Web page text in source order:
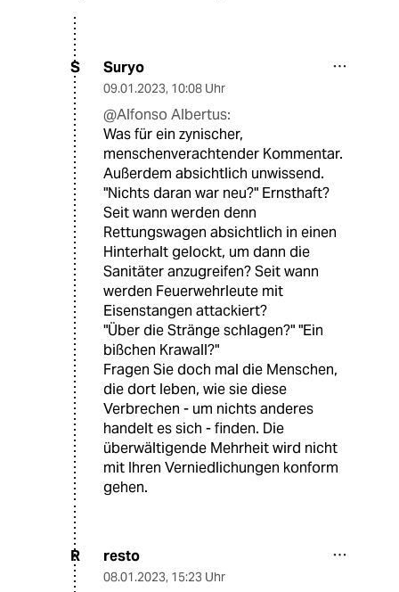
S Suryo
09.01.2023, 10:08 Uhr
@Alfonso Albertus:
Was für ein zynischer,
menschenverachtender Kommentar.
Außerdem absichtlich unwissend.
"Nichts daran war neu?" Ernsthaft?
Seit wann werden denn
Rettungswagen absichtlich in einen
Hinterhalt gelockt, um dann die
Sanitäter anzugreifen? Seit wann
werden Feuerwehrleute mit
Eisenstangen attackiert?
"Über die Stränge schlagen?" "Ein
bißchen Krawall?"
Fragen Sie doch mal die Menschen,
die dort leben, wie sie diese
Verbrechen - um nichts anderes
handelt es sich - finden. Die
überwältigende Mehrheit wird nicht
mit Ihren Verniedlichungen konform
gehen.
R resto
08.01.2023, 15:23 Uhr